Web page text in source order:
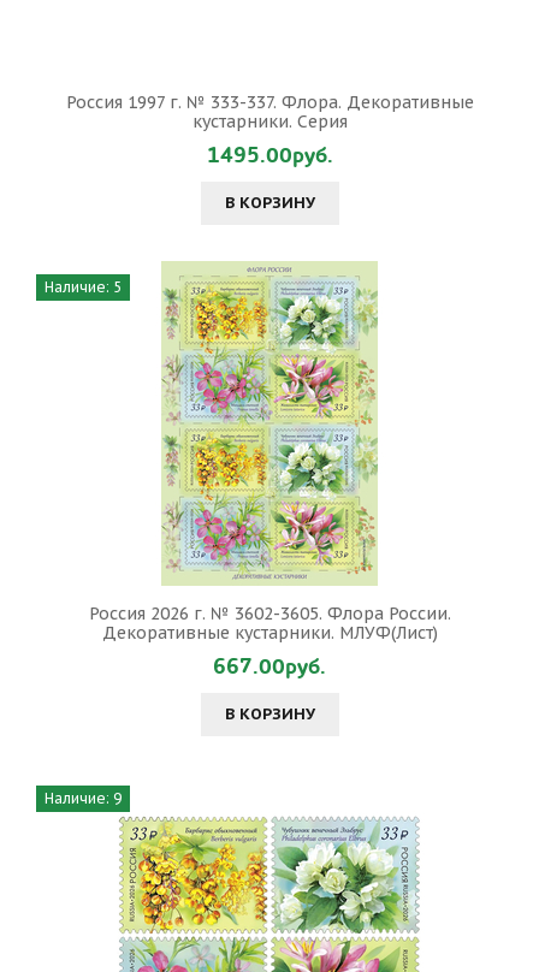
Россия 1997 г. № 333-337. Флора. Декоративные
кустарники. Серия
1495.00руб.
В КОРЗИНУ
Наличие: 5
Россия 2026 г. № 3602-3605. Флора России.
Декоративные кустарники. МЛУФ(Лист)
667.00руб.
В КОРЗИНУ
Наличие: 9